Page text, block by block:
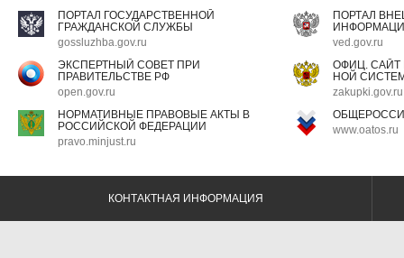
ПОРТАЛ ГОСУДАРСТВЕННОЙ
ГРАЖДАНСКОЙ СЛУЖБЫ
gossluzhba.gov.ru
ПОРТАЛ
ved.gov.ru
ЭКСПЕРТНЫЙ СОВЕТ ПРИ
ПРАВИТЕЛЬСТВЕ РФ
open.gov.ru
ОФИЦ.
НОЙ
zakupki.gov.ru
НОРМАТИВНЫЕ ПРАВОВЫЕ АКТЫ В
РОССИЙСКОЙ ФЕДЕРАЦИИ
pravo.minjust.ru
www.oatos.ru
КОНТАКТНАЯ ИНФОРМАЦИЯ